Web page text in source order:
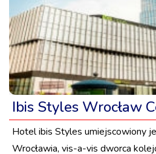
Ibis Styles Wrocław
Hotel ibis Styles umiejscowiony
Wrocławia, vis-a-vis dworca